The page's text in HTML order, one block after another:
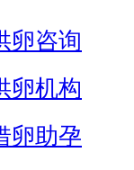
卵咨询
卵机构
卵助孕